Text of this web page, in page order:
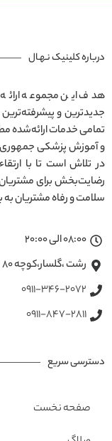
درباره کلینیک نـهـال
هدف این مجموعه ارائه
جدیدترین و
و آموزش پزشکی جمهوری
در تلاش است تا با
رضایت‌بخش برای
سلامت و رفاه مشتریان
08:00 الی 20:00
رشت ،گلسار،کوچه ۸۰
0911-346-2072
0911-847-2811
دسترسی سریع
صفحه نخست